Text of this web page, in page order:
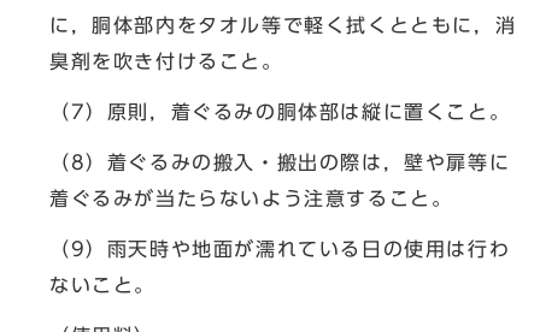
に，胴体部内をタオル等で軽く拭くとともに，消
臭剤を吹き付けること。
（7）原則，着ぐるみの胴体部は縦に置くこと。
（8）着ぐるみの搬入・搬出の際は，壁や扉等に
着ぐるみが当たらないよう注意すること。
（9）雨天時や地面が濡れている日の使用は行わ
ないこと。